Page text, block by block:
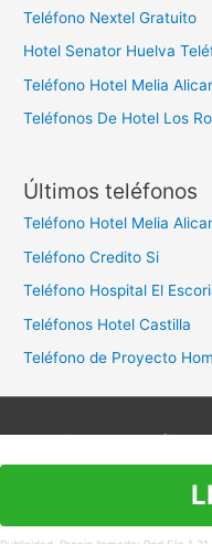
Teléfono Nextel Gratuito
Hotel Senator Huelva
Teléfono Hotel Melia
Teléfonos De Hotel Los
Últimos teléfonos
Teléfono Hotel Melia
Teléfono Credito Si
Teléfono Hospital El
Teléfonos Hotel Castilla
Teléfono de Proyecto
Aviso legal Política
Copyright ©